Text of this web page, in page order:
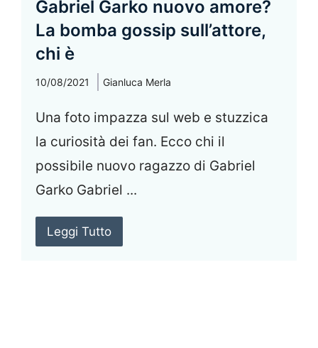
Gabriel Garko nuovo amore?
La bomba gossip sull’attore,
chi è
10/08/2021 Gianluca Merla
Una foto impazza sul web e stuzzica
la curiosità dei fan. Ecco chi il
possibile nuovo ragazzo di Gabriel
Garko Gabriel ...
Leggi Tutto